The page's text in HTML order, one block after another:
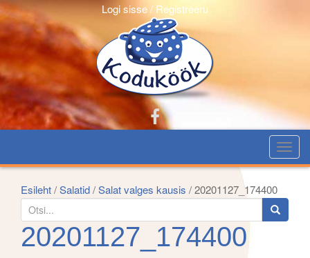
Logi sisse / Registreeru
T
o
g
l
Esileht/Salatid/Salat valges kausis / 20201127_174400
e
a
20201127_174400